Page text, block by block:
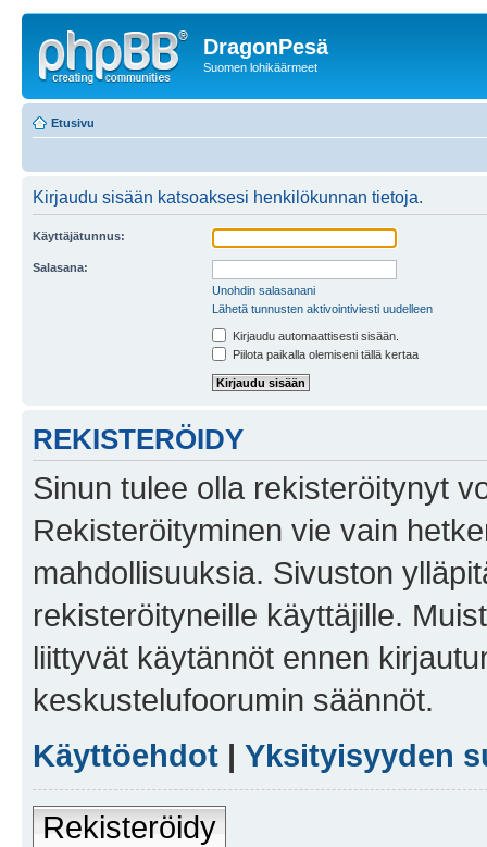
DragonPesä
Suomen lohikäärmeet
Etusivu
Kirjaudu sisään katsoaksesi henkilökunnan tietoja.
Käyttäjätunnus:
Salasana:
Unohdin salasanani
Lähetä tunnusten aktivointiviesti uudelleen
Kirjaudu automaattisesti sisään.
Piilota paikalla olemiseni tällä kertaa
REKISTERÖIDY
Sinun tulee olla rekisteröitynyt
Rekisteröityminen vie vain
mahdollisuuksia. Sivuston
rekisteröityneille käyttäjille.
liittyvät käytännöt ennen
keskustelufoorumin säännöt.
Käyttöehdot | Yksityisyyden
Rekisteröidy